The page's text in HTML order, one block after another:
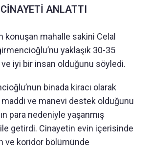
ANLATTI
konuşan mahalle sakini Celal
yaklaşık 30-35
ve iyi bir insan olduğunu söyledi.
binada kiracı olarak
ve manevi destek olduğunu
para nedeniyle yaşanmış
getirdi. Cinayetin evin içerisinde
ve koridor bölümünde